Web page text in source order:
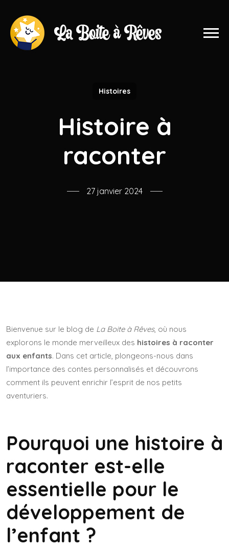
Histoires
Histoire à
raconter
27 janvier 2024
Bienvenue sur le blog de La Boite à Rêves, où nous
explorons le monde merveilleux des histoires à raconter
aux enfants. Dans cet article, plongeons-nous dans
l’importance des contes personnalisés et découvrons
comment ils peuvent enrichir l’esprit de nos petits
aventuriers.
Pourquoi une histoire à
raconter est-elle
essentielle pour le
développement de
l’enfant ?